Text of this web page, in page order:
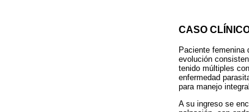
CASO
Paciente
evolución
tenido múltiples
enfermedad
para manejo
A su ingreso se